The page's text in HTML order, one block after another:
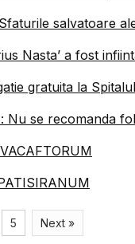
salvatoare
Nasta’ a fost
gratuita la
Nu se recomanda
5 Next »